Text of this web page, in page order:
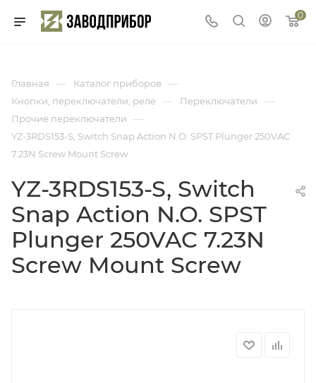
0
Главная — Каталог приборов —
Кнопки, переключатели, реле — Переключатели —
Прочие переключатели —
YZ-3RDS153-S, Switch Snap Action N.O. SPST Plunger 250VAC
7.23N Screw Mount Screw
YZ-3RDS153-S, Switch
Snap Action N.O. SPST
Plunger 250VAC 7.23N
Screw Mount Screw